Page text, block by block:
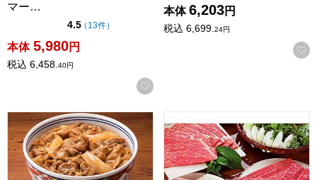
マー…
4.5点（5点満点中）
（ 13件の評価
）
本体 5,980円
税込 6,458.40円
お気に入りに登録する
本体 6,203円
税込 6,699. 24円
吉野家 3種セット(L6700)【サクワ】